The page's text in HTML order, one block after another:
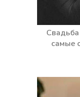
Свадьба
самые